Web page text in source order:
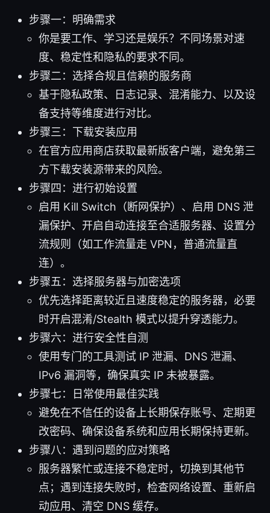
步骤一：明确需求
你是要工作、学习还是娱乐？不同场景对速
度、稳定性和隐私的要求不同。
步骤二：选择合规且信赖的服务商
基于隐私政策、日志记录、混淆能力、以及设
备支持等维度进行对比。
步骤三：下载安装应用
在官方应用商店获取最新版客户端，避免第三
方下载安装源带来的风险。
步骤四：进行初始设置
启用 Kill Switch（断网保护）、启用 DNS 泄
漏保护、开启自动连接至合适服务器、设置分
流规则（如工作流量走 VPN，普通流量直
连）。
步骤五：选择服务器与加密选项
优先选择距离较近且速度稳定的服务器，必要
时开启混淆/Stealth 模式以提升穿透能力。
步骤六：进行安全性自测
使用专门的工具测试 IP 泄漏、DNS 泄漏、
IPv6 漏洞等，确保真实 IP 未被暴露。
步骤七：日常使用最佳实践
避免在不信任的设备上长期保存账号、定期更
改密码、确保设备系统和应用长期保持更新。
步骤八：遇到问题的应对策略
服务器繁忙或连接不稳定时，切换到其他节
点；遇到连接失败时，检查网络设置、重新启
动应用、清空 DNS 缓存。